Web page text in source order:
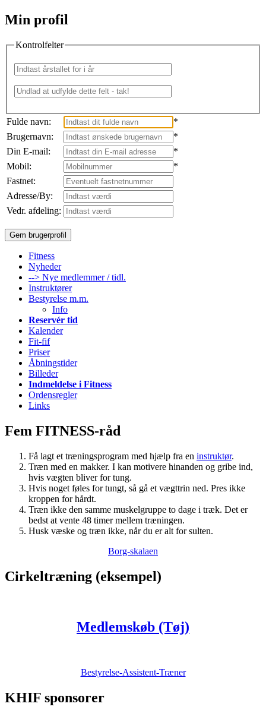
Min profil
Kontrolfelter
Fulde navn:
*
Brugernavn:
*
Din E-mail:
*
Mobil:
*
Fastnet:
Adresse/By:
Vedr. afdeling:
Fitness
Nyheder
--> Nye medlemmer / tidl.
Instruktører
Bestyrelse m.m.
Info
Reservér tid
Kalender
Fit-fif
Priser
Åbningstider
Billeder
Indmeldelse i Fitness
Ordensregler
Links
Fem FITNESS-råd
Få lagt et træningsprogram med hjælp fra en instruktør.
Træn med en makker. I kan motivere hinanden og gribe ind,
hvis vægten bliver for tung.
Hvis noget føles for tungt, så gå et vægttrin ned. Pres ikke
kroppen for hårdt.
Træn ikke den samme muskelgruppe to dage i træk. Det er
bedst at vente 48 timer mellem træningen.
Husk væske og træn ikke, når du er alt for sulten.
Borg-skalaen
Cirkeltræning (eksempel)
Medlemskøb (Tøj)
Bestyrelse-Assistent-Træner
KHIF sponsorer